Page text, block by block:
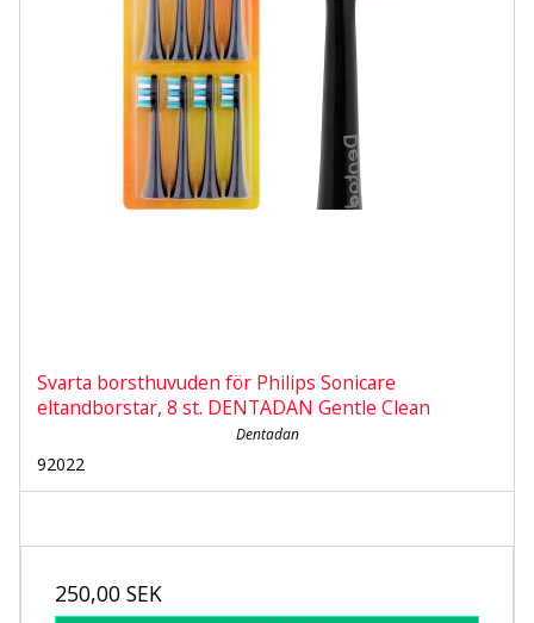
Svarta borsthuvuden för Philips Sonicare
eltandborstar, 8 st. DENTADAN Gentle Clean
Dentadan
92022
250,00 SEK